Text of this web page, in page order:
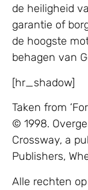
de heiligheid
garantie of
de hoogste
behagen van
[hr_shadow]
Taken from
© 1998.
Crossway, a
Publishers,
Alle rechten